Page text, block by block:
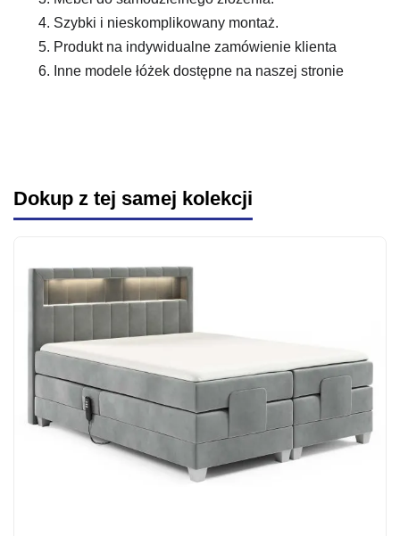
Szybki i nieskomplikowany montaż.
Produkt na indywidualne zamówienie klienta
Inne modele łóżek dostępne na naszej stronie
Dokup z tej samej kolekcji